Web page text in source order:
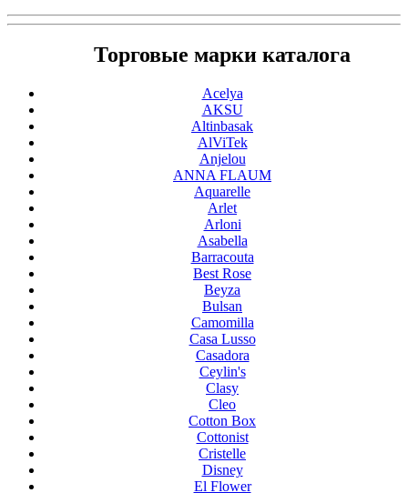
Торговые марки каталога
Acelya
AKSU
Altinbasak
AlViTek
Anjelou
ANNA FLAUM
Aquarelle
Arlet
Arloni
Asabella
Barracouta
Best Rose
Beyza
Bulsan
Camomilla
Casa Lusso
Casadora
Ceylin's
Clasy
Cleo
Cotton Box
Cottonist
Cristelle
Disney
El Flower